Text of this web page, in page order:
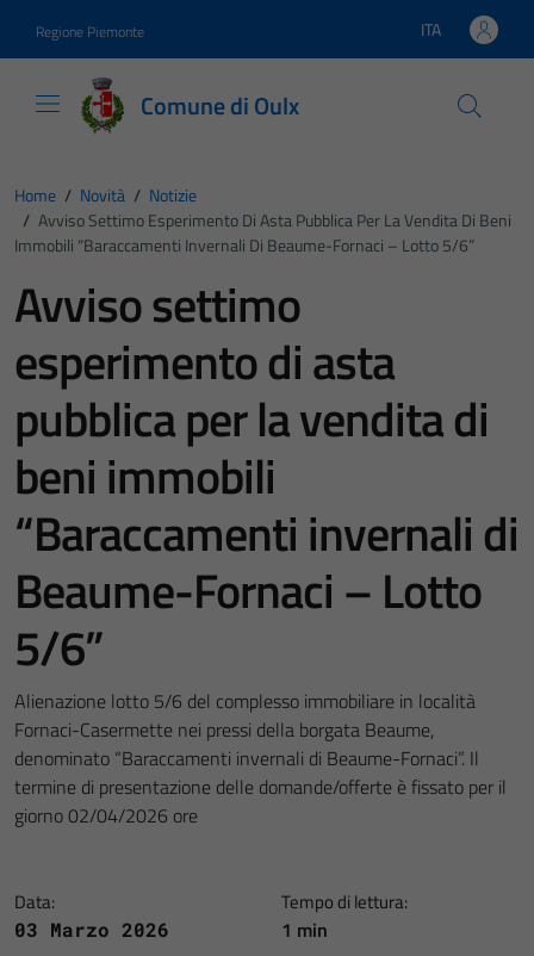
Regione Piemonte Lingua attiva:
ITA
Comune di Oulx
Home / Novità / Notizie
/ Avviso Settimo Esperimento Di Asta Pubblica Per La Vendita Di Beni
Immobili “Baraccamenti Invernali Di Beaume-Fornaci – Lotto 5/6”
Avviso settimo
esperimento di asta
pubblica per la vendita di
beni immobili
“Baraccamenti invernali di
Beaume-Fornaci – Lotto
5/6”
Alienazione lotto 5/6 del complesso immobiliare in località
Fornaci-Casermette nei pressi della borgata Beaume,
denominato “Baraccamenti invernali di Beaume-Fornaci”. Il
termine di presentazione delle domande/offerte è fissato per il
giorno 02/04/2026 ore
Data:
03 Marzo 2026
Tempo di lettura:
1 min